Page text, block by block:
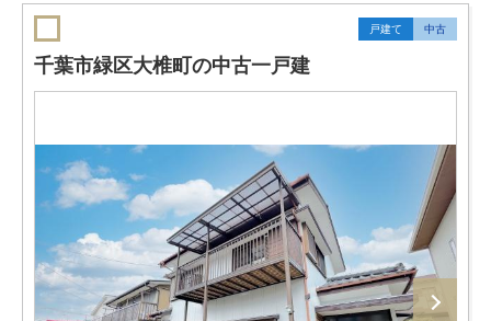
戸建て 中古
千葉市緑区大椎町の中古一戸建